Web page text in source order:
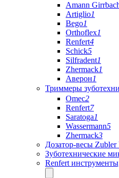
Amann
Artiglio1
Bego1
Orthoflex1
Renfert4
Schick5
Silfradent1
Zhermack1
Аверон1
Триммеры
Omec2
Renfert7
Saratoga1
Wassermann5
Zhermack3
Дозатор-весы Zubler
Зуботехнические
Renfert